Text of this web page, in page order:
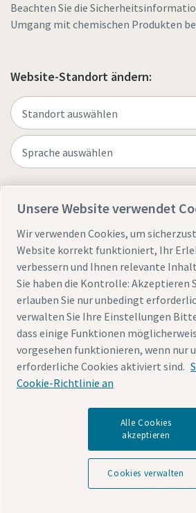
Beachten Sie die
Umgang mit chemischen Produkten
Website-Standort ändern:
Rechtliche Hinweise und
Cookies verwalten
© 2026 Atlas Copco
Entdecken Sie, wie die Atlas Copco
Technologien ermöglicht, die die
Besuchen Sie die Website der Atlas
Unsere Website verwendet
Wir verwenden Cookies, um
Website korrekt funktioniert, Ihr
verbessern und Ihnen relevante
Sie haben die Kontrolle: Akzeptieren
erlauben Sie nur unbedingt
verwalten Sie Ihre Einstellungen
dass einige Funktionen
vorgesehen funktionieren, wenn nur
erforderliche Cookies aktiviert sind.
Cookie-Richtlinie an
Alle Cookies
akzeptieren
Cookies verwalten